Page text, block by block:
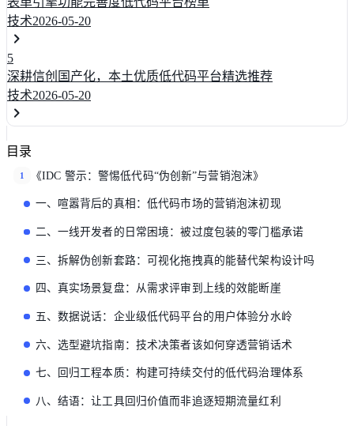
技术2026-05-20
5
深耕信创国产化，本土优质低代码平台精选推荐
技术2026-05-20
目录
1 《IDC 警示：警惕低代码“伪创新”与营销泡沫》
一、喧嚣背后的真相：低代码市场的营销泡沫初现
二、一线开发者的日常困境：被过度包装的零门槛承诺
三、拆解伪创新套路：可视化拖拽真的能替代架构设计吗
四、真实场景复盘：从需求评审到上线的效能断崖
五、数据说话：企业级低代码平台的用户体验分水岭
六、选型避坑指南：技术决策者该如何穿透营销话术
七、回归工程本质：构建可持续交付的低代码治理体系
八、结语：让工具回归价值而非追逐短期流量红利